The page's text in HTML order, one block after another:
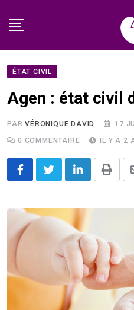
ÉTAT CIVIL
Agen : état civil
PARVÉRONIQUE DAVID
17
0 COMMENTAIRE IL Y A 2
LinkedInPrint